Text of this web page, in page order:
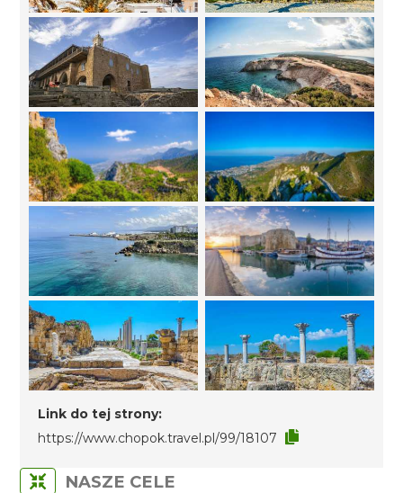
Link do tej strony:
https://www.chopok.travel.pl/99/18107
NASZE CELE